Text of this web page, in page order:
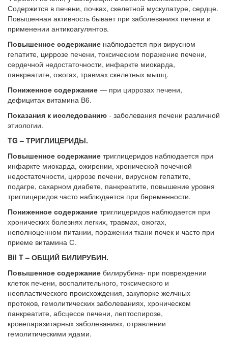
Содержится в печени, почках, скелетной мускулатуре, сердце.
Повышенная активность бывает при заболеваниях печени и
применении антикоагулянтов.
Повышенное содержание наблюдается при вирусном
гепатите, циррозе печени, токсическом поражение печени,
сердечной недостаточности, инфаркте миокарда,
панкреатите, ожогах, травмах скелетных мышц.
Пониженное содержание — при циррозах печени,
дефицитах витамина В6.
Показания к исследованию - заболевания печени различной
этиологии.
TG – ТРИГЛИЦЕРИДЫ.
Повышенное содержание триглицеридов наблюдается при
инфаркте миокарда, ожирении, хронической почечной
недостаточности, циррозе печени, вирусном гепатите,
подагре, сахарном диабете, панкреатите, повышение уровня
триглицеридов часто наблюдается при беременности.
Пониженное содержание триглицеридов наблюдается при
хронических болезнях легких, травмах, ожогах,
неполноценном питании, поражении ткани почек и часто при
приеме витамина С.
Bil T – ОБЩИЙ БИЛИРУБИН.
Повышенное содержание билирубина- при повреждении
клеток печени, воспалительного, токсического и
неопластического происхождения, закупорке желчных
протоков, гемолитических заболеваниях, хроническом
панкреатите, абсцессе печени, лептоспирозе,
кровепаразитарных заболеваниях, отравлении
гемолитическими ядами.